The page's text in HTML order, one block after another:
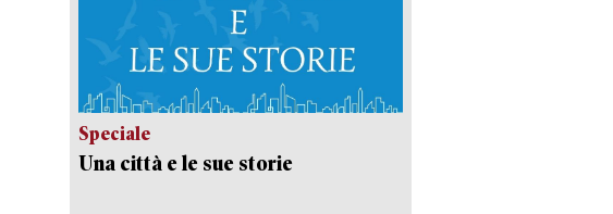
Speciale
Una città e le sue storie